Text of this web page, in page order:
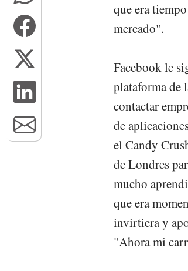
que era
mercado".
Facebook le
plataforma de
contactar
de
el Candy
de Londres
mucho
que era
invirtiera y
"Ahora mi